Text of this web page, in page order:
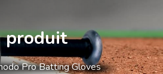
produit
Pro Batting Gloves